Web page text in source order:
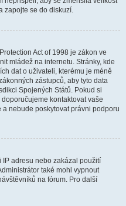
zapojte se do diskuzí.
Act of 1998 je zákon ve
mládež na internetu. Stránky, kde
dat o uživateli, kterému je méně
zástupců, aby tyto data
Spojených Států. Pokud si
kontaktovat vaše
nebude poskytovat právni podporu
adresu nebo zakázal použití
také mohl vypnout
na fórum. Pro další